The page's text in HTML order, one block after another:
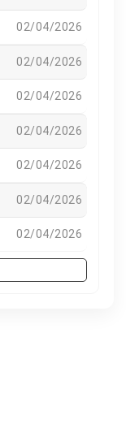
02/04/2026
02/04/2026
02/04/2026
02/04/2026
02/04/2026
02/04/2026
02/04/2026